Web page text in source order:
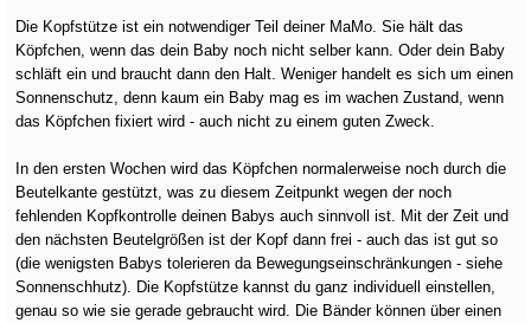
Die Kopfstütze ist ein notwendiger Teil deiner MaMo. Sie hält das
Köpfchen, wenn das dein Baby noch nicht selber kann. Oder dein Baby
schläft ein und braucht dann den Halt. Weniger handelt es sich um einen
Sonnenschutz, denn kaum ein Baby mag es im wachen Zustand, wenn
das Köpfchen fixiert wird - auch nicht zu einem guten Zweck.
In den ersten Wochen wird das Köpfchen normalerweise noch durch die
Beutelkante gestützt, was zu diesem Zeitpunkt wegen der noch
fehlenden Kopfkontrolle deinen Babys auch sinnvoll ist. Mit der Zeit und
den nächsten Beutelgrößen ist der Kopf dann frei - auch das ist gut so
(die wenigsten Babys tolerieren da Bewegungseinschränkungen - siehe
Sonnenschhutz). Die Kopfstütze kannst du ganz individuell einstellen,
genau so wie sie gerade gebraucht wird. Die Bänder können über einen